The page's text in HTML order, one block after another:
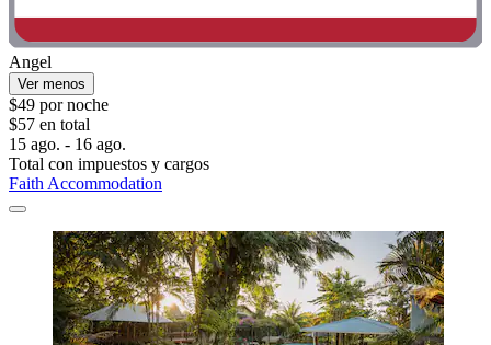
Angel
Ver menos
$49 por noche
$57 en total
15 ago. - 16 ago.
Total con impuestos y cargos
Faith Accommodation